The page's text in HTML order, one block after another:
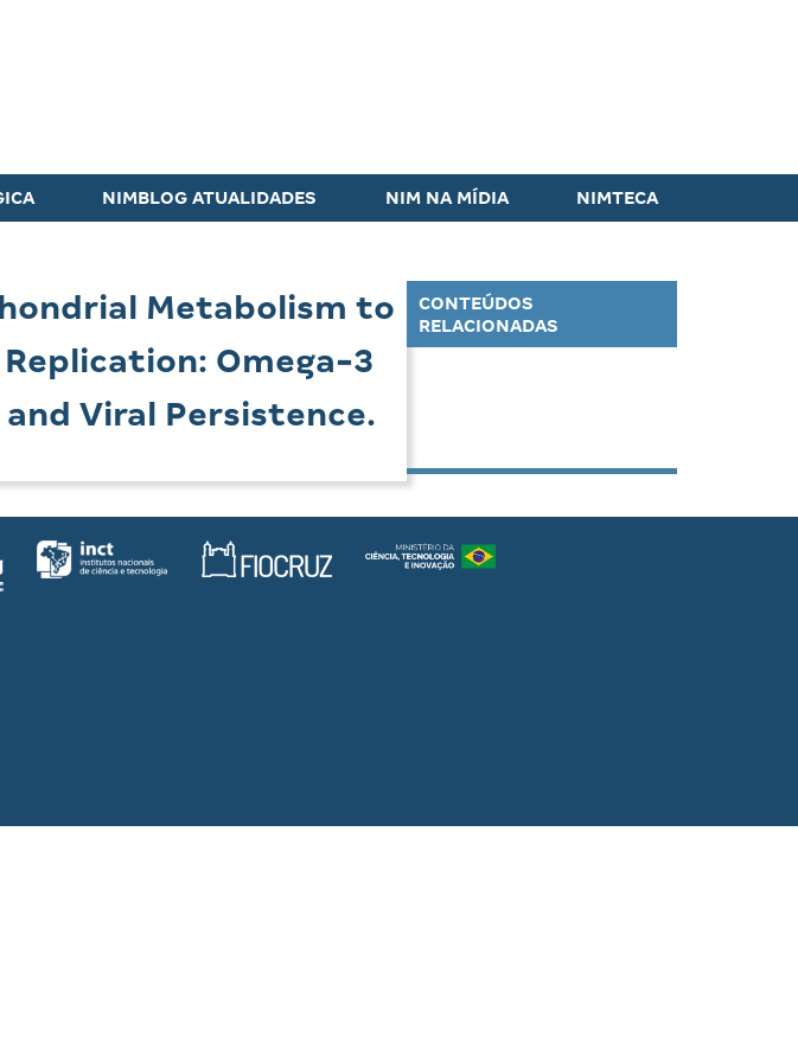
NIMBLOG ATUALIDADES NIM NA MÍDIA NIMTECA
Metabolism to
Omega-3
Viral Persistence.
CONTEÚDOS
RELACIONADAS